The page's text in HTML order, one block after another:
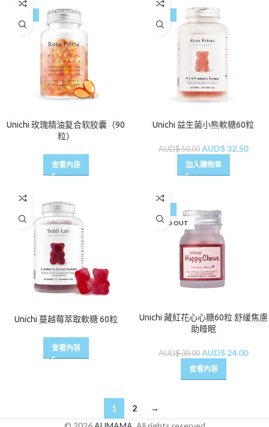
Unichi 玫瑰精油复合软胶囊（90
粒）
查看內容
Unichi 益生菌小熊軟糖60粒
AUD$50.00 AUD$32.50
加入購物車
Unichi 蔓越莓萃取軟糖 60粒
查看內容
SOLD OUT
Unichi 藏紅花心心糖60粒 舒緩焦慮
助睡眠
AUD$30.00 AUD$ 24.00
查看內容
1 2
→